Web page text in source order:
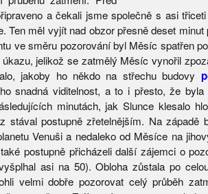
a čekali jsme společně s asi
Ten měl vyjít nad obzor přesně deset minut
ve směru pozorování byl Měsíc spatřen
jelikož se zatmělý Měsíc vynořil
jakoby ho někdo na střechu budovy
snadná viditelnost, a to i přesto, že
minutách, jak Slunce klesalo
stával postupně zřetelnějším. Na západě
Venuši a nedaleko od Měsíce na
postupně přicházeli další zájemci o
asi na 50). Obloha zůstala po
velmi dobře pozorovat celý průběh